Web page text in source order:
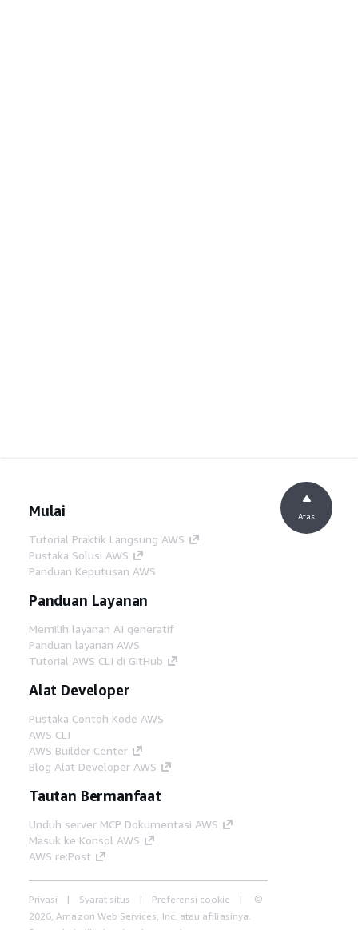
Mulai
Tutorial Praktik Langsung AWS
Pustaka Solusi AWS
Panduan Keputusan AWS
Panduan Layanan
Memilih layanan AI generatif
Panduan layanan AWS
Tutorial AWS CLI di GitHub
Alat Developer
Pustaka Contoh Kode AWS
AWS CLI
AWS Builder Center
Blog Alat Developer AWS
Tautan Bermanfaat
Unduh server MCP Dokumentasi AWS
Masuk ke Konsol AWS
AWS re:Post
Privasi Syarat situs Preferensi cookie
©
2026, Amazon Web Services, Inc. atau afiliasinya.
Atas